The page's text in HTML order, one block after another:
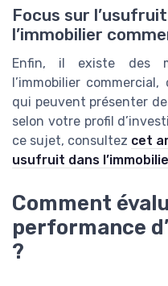
Focus sur
l’immobilier
Enfin, il existe des
l’immobilier
qui peuvent présenter
selon votre profil
ce sujet, consultez cet
usufruit dans
Comment
performance
?